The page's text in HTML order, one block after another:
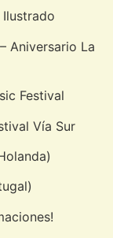
Aniversario La
Festival
Vía Sur